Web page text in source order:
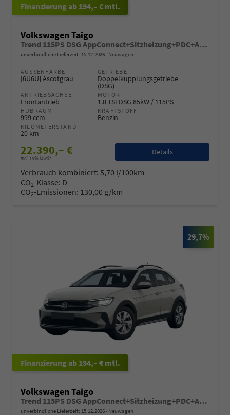
ab 194,– € mtl.
Volkswagen Taigo
Trend 115PS DSG AppConnect+Sitzheizung+PDC+Alu16+LED+DAB+FrontAssist
unverbindliche Lieferzeit: 15.12.2026 Neuwagen
AUSSENFARBE
[6U6U] Ascotgrau
GETRIEBE
Doppelkupplungsgetriebe
(DSG)
ANTRIEBSACHSE
Frontantrieb
MOTOR
1.0 TSI DSG 85kW / 115PS
HUBRAUM
999 ccm
KRAFTSTOFF
Benzin
KILOMETERSTAND
20 km
22.390,– €
incl. 19% MwSt.
Details
Verbrauch kombiniert: 5,70 l/100km
CO2-Klasse: D
CO2-Emissionen: 130,00 g/km
29,7%
ab 194,– € mtl.
Volkswagen Taigo
Trend 115PS DSG AppConnect+Sitzheizung+PDC+Alu16+LED+DAB+FrontAssist
unverbindliche Lieferzeit: 15.12.2026 Neuwagen